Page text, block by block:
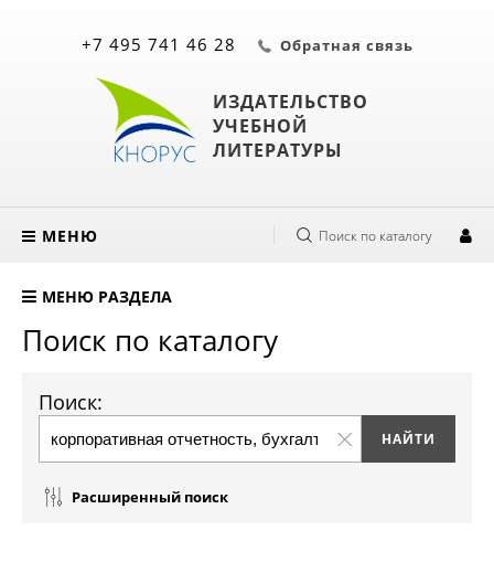
ИЗДАТЕЛЬСТВО
УЧЕБНОЙ
ЛИТЕРАТУРЫ
+7 495 741 46 28 Обратная связь
МЕНЮ Поиск по каталогу
МЕНЮ РАЗДЕЛА
Поиск по каталогу
Поиск:
Расширенный поиск